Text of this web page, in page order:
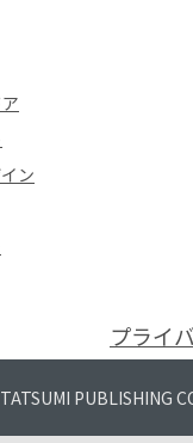
ン
プライ
PUBLISHING